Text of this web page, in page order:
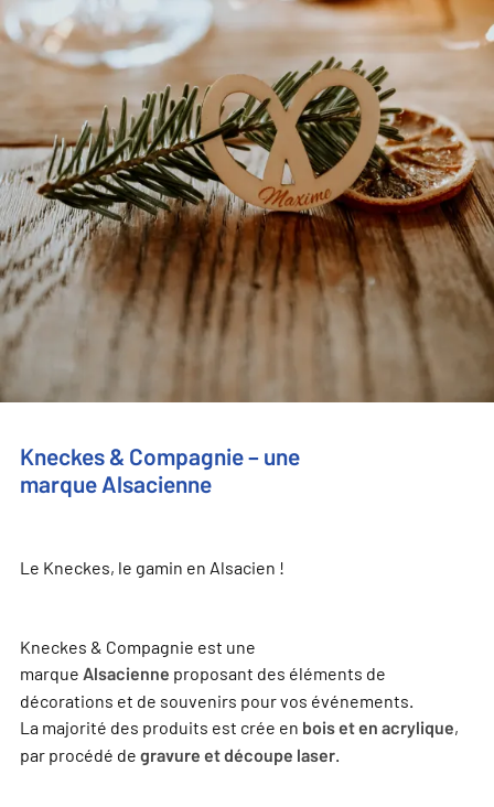
Kneckes & Compagnie – une
marque Alsacienne
Le Kneckes, le gamin en Alsacien !
Kneckes & Compagnie est une
marque Alsacienne proposant des éléments de
décorations et de souvenirs pour vos événements.
La majorité des produits est crée en bois et en acrylique,
par procédé de gravure et découpe laser.